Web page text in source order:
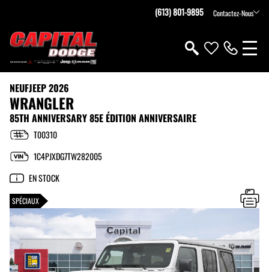
(613) 801-9895 Contactez-Nous
NEUFJEEP 2026
WRANGLER
85TH ANNIVERSARY 85E ÉDITION ANNIVERSAIRE
T00310
1C4PJXDG7TW282005
EN STOCK
SPÉCIAUX